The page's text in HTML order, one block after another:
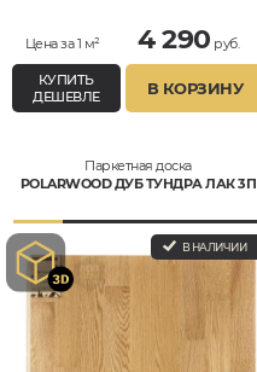
Цена за 1 м² 4 290 руб.
КУПИТЬ
ДЕШЕВЛЕ
В КОРЗИНУ
Паркетная доска
POLARWOOD ДУБ ТУНДРА ЛАК 3П
В НАЛИЧИИ